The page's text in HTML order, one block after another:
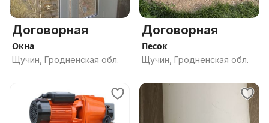
Договорная
Окна
Щучин, Гродненская обл.
Договорная
Песок
Щучин, Гродненская обл.